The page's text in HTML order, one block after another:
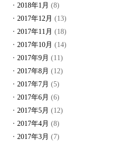
2018年1月 (8)
2017年12月 (13)
2017年11月 (18)
2017年10月 (14)
2017年9月 (11)
2017年8月 (12)
2017年7月 (5)
2017年6月 (6)
2017年5月 (12)
2017年4月 (8)
2017年3月 (7)